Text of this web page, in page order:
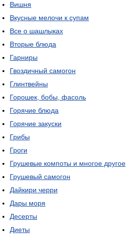
Вишня
Вкусные мелочи к супам
Все о шашлыках
Вторые блюда
Гарниры
Гвоздичный самогон
Глинтвейны
Горошек, бобы, фасоль
Горячие блюда
Горячие закуски
Грибы
Гроги
Грушевые компоты и многое другое
Грушевый самогон
Дайкири черри
Дары моря
Десерты
Диеты